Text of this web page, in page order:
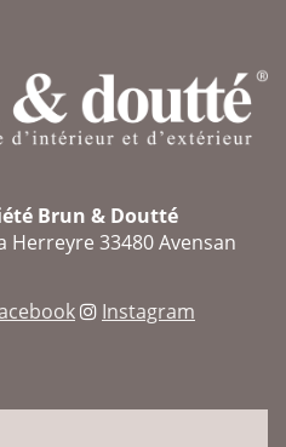
Brun & Doutté
Herreyre 33480 Avensan
Instagram